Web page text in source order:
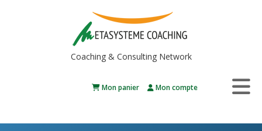
Coaching & Consulting Network
Mon panier Mon compte